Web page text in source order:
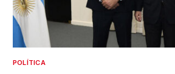
POLÍTICA